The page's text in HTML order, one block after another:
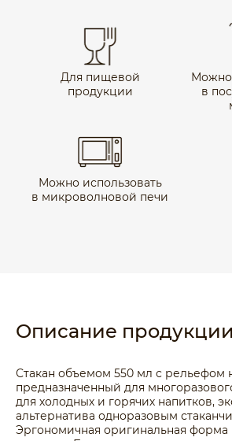
Для пищевой
продукции
Можно
в
Можно использовать
в микроволновой печи
Описание продукции
Стакан объемом 550 мл с рельефом
предназначенный для
для холодных и горячих напитков,
альтернатива одноразовым
Эргономичная оригинальная форма